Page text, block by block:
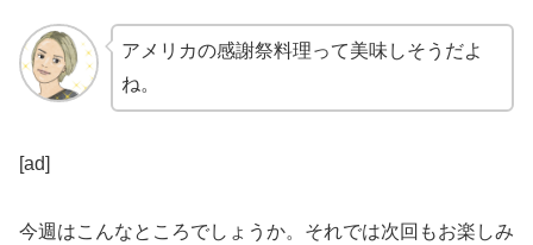
アメリカの感謝祭料理って美味しそうだよ
ね。
[ad]
今週はこんなところでしょうか。それでは次回もお楽しみ